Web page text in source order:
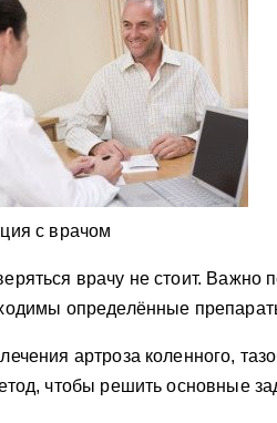
с врачом
врачу не стоит. Важно
определённые
артроза коленного,
чтобы решить основные